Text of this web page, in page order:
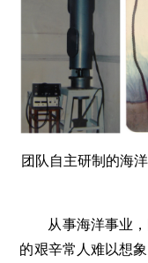
团队自主研制的海
从事海洋事业
的艰辛常人难以想